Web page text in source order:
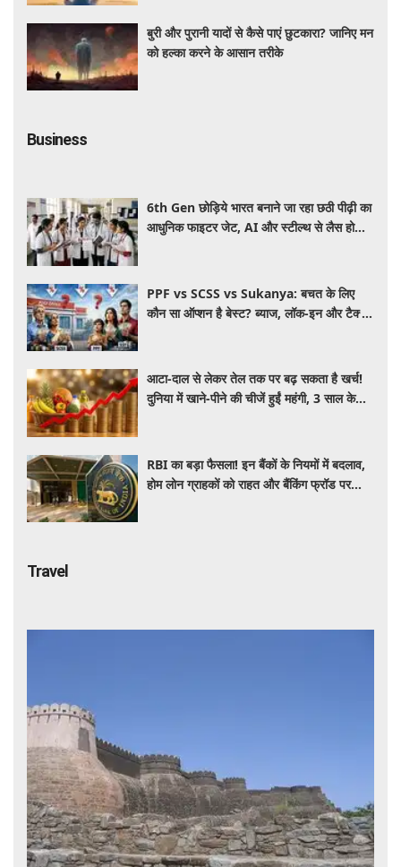
बुरी और पुरानी यादों से कैसे पाएं छुटकारा? जानिए मन
को हल्का करने के आसान तरीके
Business
6th Gen छोड़िये भारत बनाने जा रहा छठी पीढ़ी का
आधुनिक फाइटर जेट, AI और स्टील्थ से लैस होगा
PPF vs SCSS vs Sukanya: बचत के लिए
कौन सा ऑप्शन है बेस्ट? ब्याज, लॉक-इन और टैक्स
आटा-दाल से लेकर तेल तक पर बढ़ सकता है खर्च!
दुनिया में खाने-पीने की चीजें हुईं महंगी, 3 साल के
RBI का बड़ा फैसला! इन बैंकों के नियमों में बदलाव,
होम लोन ग्राहकों को राहत और बैंकिंग फ्रॉड पर
Travel